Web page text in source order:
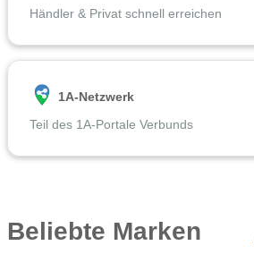
Händler & Privat schnell erreichen
1A-Netzwerk
Teil des 1A-Portale Verbunds
Beliebte Marken